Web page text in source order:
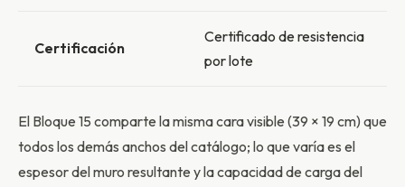
Certificación
Certificado de resistencia
por lote
El Bloque 15 comparte la misma cara visible (39 × 19 cm) que
todos los demás anchos del catálogo; lo que varía es el
espesor del muro resultante y la capacidad de carga del